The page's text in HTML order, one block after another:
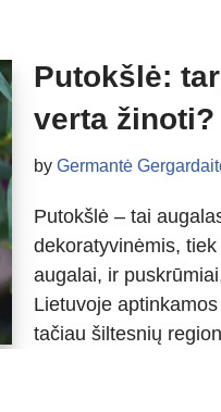
Putokšlė:
verta žinoti?
by Germantė
Putokšlė – tai
dekoratyvinėmis,
augalai, ir
Lietuvoje
tačiau šiltesnių